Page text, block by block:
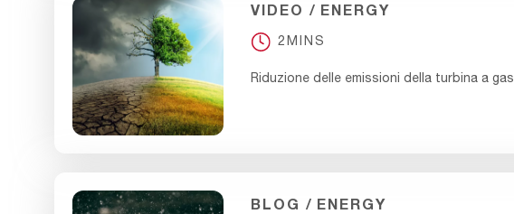
VIDEO ENERGY
2MINS
Riduzione delle emissioni della turbina a gas
BLOG ENERGY